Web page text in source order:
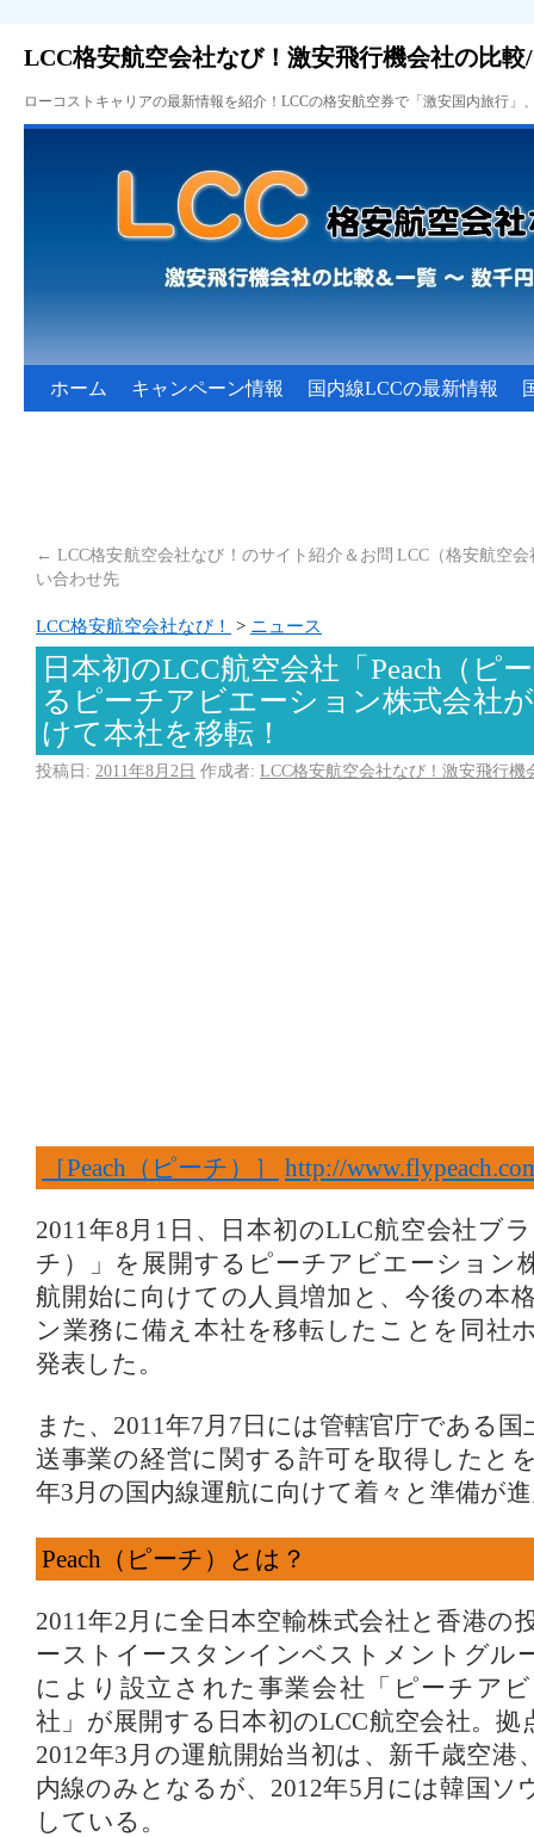
LCC格安航空会社なび！激安飛行機会社の比較
ローコストキャリアの最新情報を紹介！LCCの格安航空券で「激安国内旅行
ホーム キャンペーン情報 国内線LCCの最新情報
← LCC格安航空会社なび！のサイト紹介＆お問
い合わせ先
LCC（格安航空
LCC格安航空会社なび！ > ニュース
日本初のLCC航空会社「Peach（ピ
るピーチアビエーション株式会社
けて本社を移転！
投稿日: 2011年8月2日 作成者: LCC格安航空会社なび！激安飛行機
［Peach（ピーチ）］ http://
2011年8月1日、日本初のLLC航空会社ブ
チ）」を展開するピーチアビエーション
航開始に向けての人員増加と、今後の本
ン業務に備え本社を移転したことを同社
発表した。
また、2011年7月7日には管轄官庁である
送事業の経営に関する許可を取得したと
年3月の国内線運航に向けて着々と準備が
Peach（ピーチ）とは？
2011年2月に全日本空輸株式会社と香港の
ーストイースタンインベストメントグル
により設立された事業会社「ピーチア
社」が展開する日本初のLCC航空会社。拠
2012年3月の運航開始当初は、新千歳空港
内線のみとなるが、2012年5月には韓国ソ
している。